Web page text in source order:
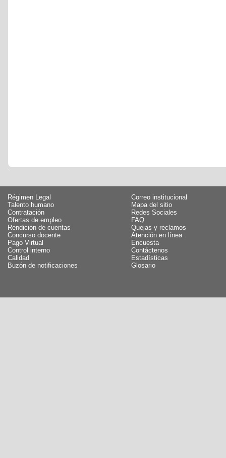
Régimen Legal
Talento humano
Contratación
Ofertas de empleo
Rendición de cuentas
Concurso docente
Pago Virtual
Control interno
Calidad
Buzón de notificaciones
Correo institucional
Mapa del sitio
Redes Sociales
FAQ
Quejas y reclamos
Atención en línea
Encuesta
Contáctenos
Estadísticas
Glosario